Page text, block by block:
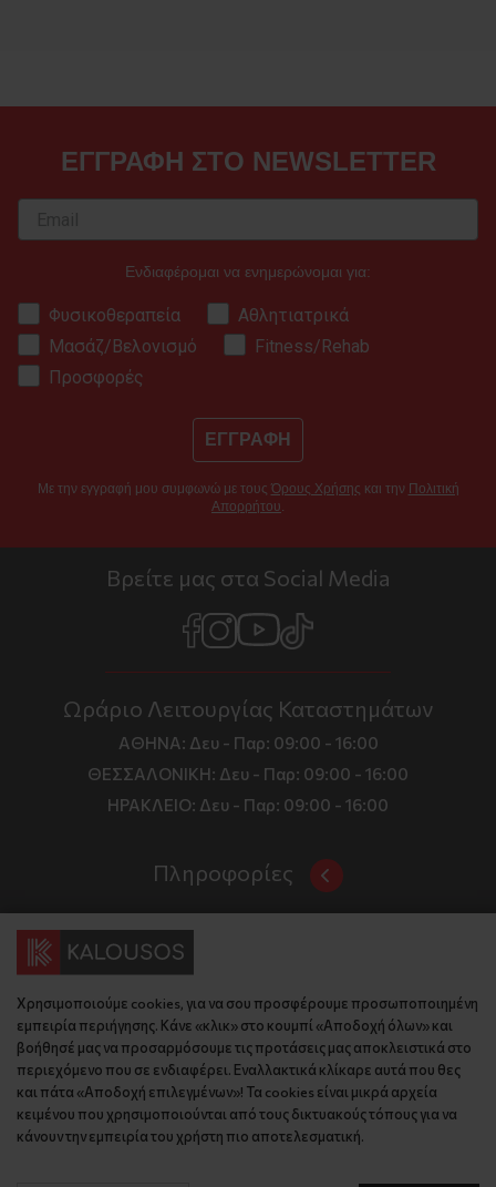
ΕΓΓΡΑΦΗ ΣΤΟ NEWSLETTER
Ενδιαφέρομαι να ενημερώνομαι για:
Φυσικοθεραπεία
Αθλητιατρικά
Μασάζ/Βελονισμό
Fitness/Rehab
Προσφορές
ΕΓΓΡΑΦΗ
Με την εγγραφή μου συμφωνώ με τους Όρους Χρήσης και την Πολιτική
Απορρήτου.
Βρείτε μας στα Social Media
Ωράριο Λειτουργίας Καταστημάτων
ΑΘΗΝΑ: Δευ - Παρ: 09:00 - 16:00
ΘΕΣΣΑΛΟΝΙΚΗ: Δευ - Παρ: 09:00 - 16:00
ΗΡΑΚΛΕΙΟ: Δευ - Παρ: 09:00 - 16:00
Πληροφορίες
Όροι και Προϋποθέσεις
Τιμές, Τρόποι Αποστολής και Πληρωμής
Πολιτική Απορρήτου
Κώδικας Δεοντολογίας
Εταιρικό Προφίλ
KLoop - Loyalty Program
Become a Brand Ambassador
Επικοινωνία
Επικοινωνία
Διεύθυνση
Έδρα: Γράμμου 29, 18345 , Μοσχάτο Αττική
Θεσ/νίκη: Λυσάνδρου 8, 54642, Θεσσαλονίκη
Κρήτη: Θερίσου 52, 71305, Ηράκλειο
Βρείτε μας στον χάρτη
Τηλέφωνο:
Έδρα: 210 775 2048
Χρησιμοποιούμε cookies, για να σου προσφέρουμε προσωποποιημένη
εμπειρία περιήγησης. Κάνε «κλικ» στο κουμπί «Αποδοχή όλων» και
βοήθησέ μας να προσαρμόσουμε τις προτάσεις μας αποκλειστικά στο
περιεχόμενο που σε ενδιαφέρει. Εναλλακτικά κλίκαρε αυτά που θες
και πάτα «Αποδοχή επιλεγμένων»! Τα cookies είναι μικρά αρχεία
κειμένου που χρησιμοποιούνται από τους δικτυακούς τόπους για να
κάνουν την εμπειρία του χρήστη πιο αποτελεσματική.